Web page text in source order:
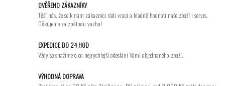
OVĚŘENO ZÁKAZNÍKY
Těší nás, že se k nám zákazníci rádi vrací a kladně hodnotí naše zboží i servis.
Děkujeme za zpětnou vazbu!
EXPEDICE DO 24 HOD
Vždy se snažíme o co nejrychlejší odeslání Vámi objednaného zboží.
VÝHODNÁ DOPRAVA